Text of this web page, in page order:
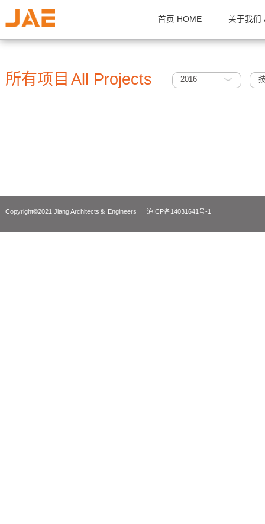
首页 HOME 关
所有项目 All Projects 2016
Copyright©2021 Jiang Architects＆ Engineers 沪ICP备14031641号-1